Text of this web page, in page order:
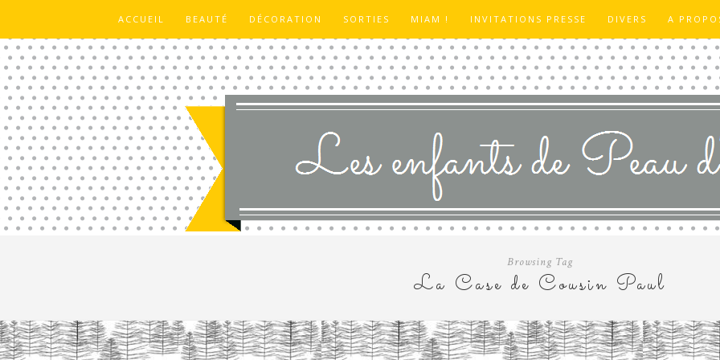
ACCUEIL BEAUTÉ DÉCORATION SORTIES MIAM ! INVITATIONS PRESSE DIVERS A
Browsing Tag
La Case de Cousin Paul